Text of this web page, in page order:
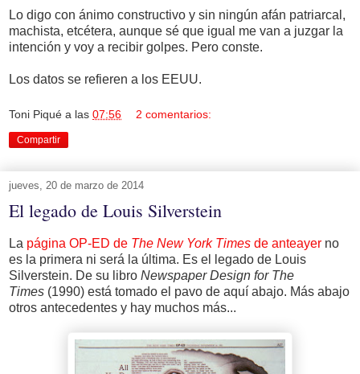
Lo digo con ánimo constructivo y sin ningún afán patriarcal,
machista, etcétera, aunque sé que igual me van a juzgar la
intención y voy a recibir golpes. Pero conste.
Los datos se refieren a los EEUU.
Toni Piqué a las 07:56 2 comentarios:
Compartir
jueves, 20 de marzo de 2014
El legado de Louis Silverstein
La página OP-ED de The New York Times de anteayer no
es la primera ni será la última. Es el legado de Louis
Silverstein. De su libro Newspaper Design for The
Times (1990) está tomado el pavo de aquí abajo. Más abajo
otros antecedentes y hay muchos más...